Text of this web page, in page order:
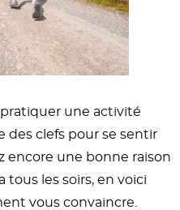
pratiquer une activité
des clefs pour se sentir
encore une bonne raison
les soirs, en voici
vous convaincre.